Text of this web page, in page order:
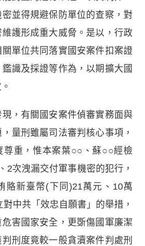
並得規避保防單位的查察，對
護形成重大威脅。是以，行政
單位共同落實國安案件扣案證
識及採證等作為，以期擴大國
，有關國安案件偵審實務面與
量刑雖屬司法審判核心事項，
尊重，惟本案葉○○、蘇○○經檢
2次洩漏交付軍事機密的犯行，
賂新臺幣(下同)21萬元、10萬
中共「效忠自願書」的舉措，
害國家安全，更斲傷國軍廉潔
刑度竟較一般貪瀆案件判處刑